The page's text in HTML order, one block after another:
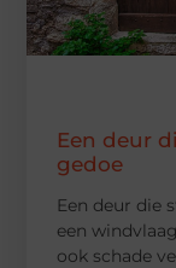
Een deur
gedoe
Een deur die
een
ook schade